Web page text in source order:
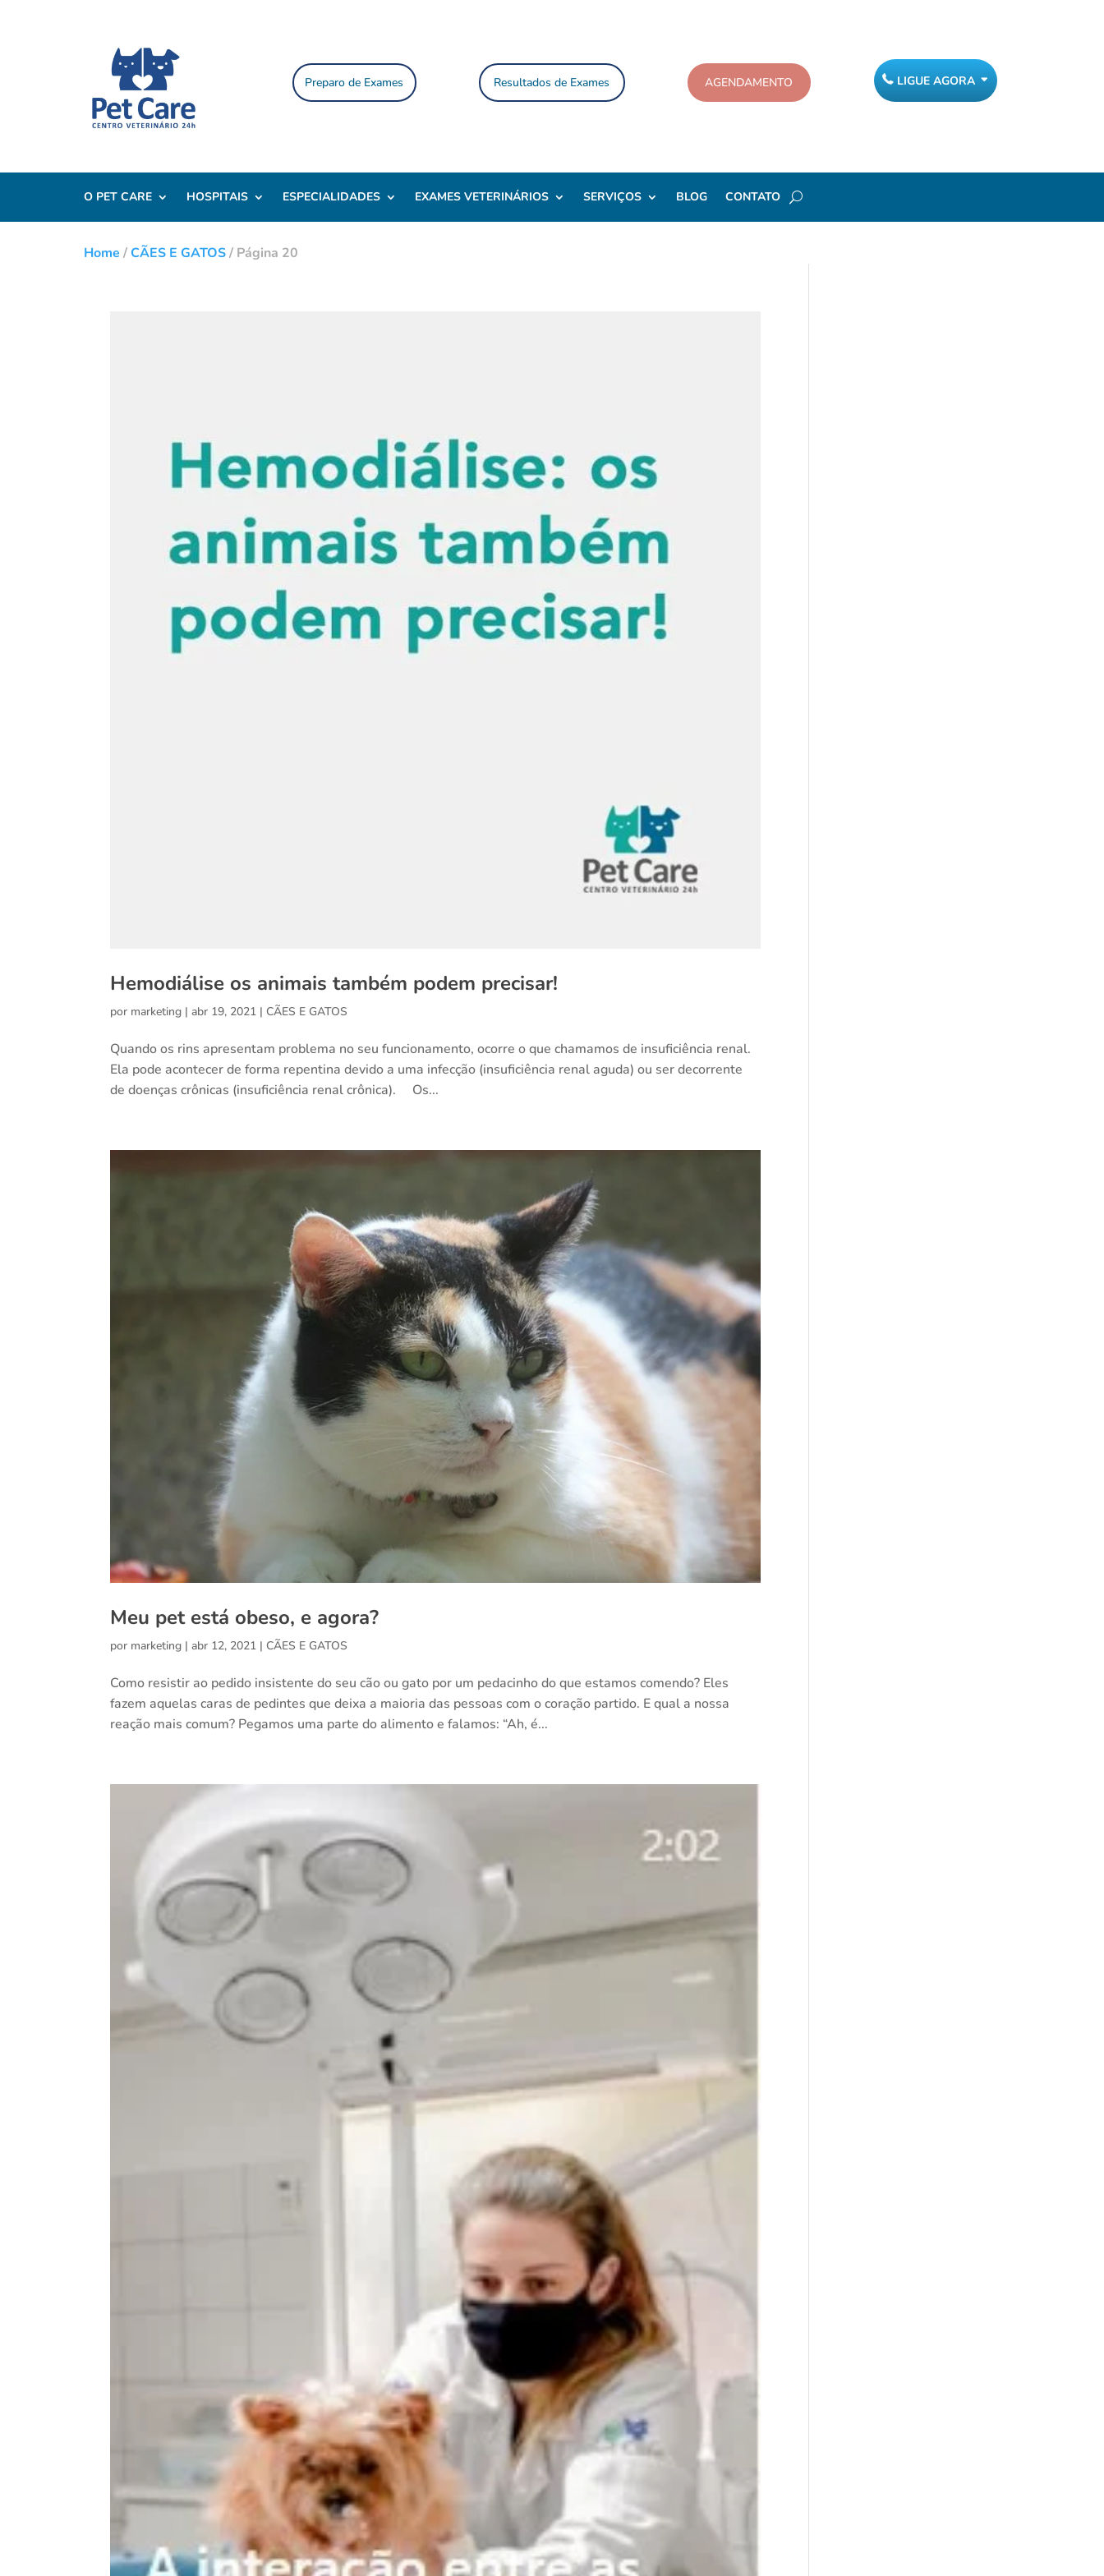
Preparo de Exames Resultados de Exames AGENDAMENTO LIGUE AGORA
O PET CARE HOSPITAIS ESPECIALIDADES EXAMES VETERINÁRIOS SERVIÇOS BLOG CONTATO
Home /CÃES E GATOS/ Página 20
Hemodiálise os animais também podem precisar!
por marketing |abr 19, 2021 | CÃES E GATOS
Quando os rins apresentam problema no seu funcionamento, ocorre o que chamamos de insuficiência renal.
Ela pode acontecer de forma repentina devido a uma infecção (insuficiência renal aguda) ou ser decorrente
de doenças crônicas (insuficiência renal crônica). ⠀ Os...
Meu pet está obeso, e agora?
por marketing |abr 12, 2021 | CÃES E GATOS
Como resistir ao pedido insistente do seu cão ou gato por um pedacinho do que estamos comendo? Eles
fazem aquelas caras de pedintes que deixa a maioria das pessoas com o coração partido. E qual a nossa
reação mais comum? Pegamos uma parte do alimento e falamos: “Ah, é...